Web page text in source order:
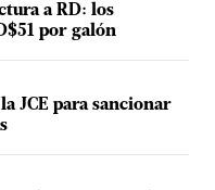
a RD: los
por galón
JCE para sancionar